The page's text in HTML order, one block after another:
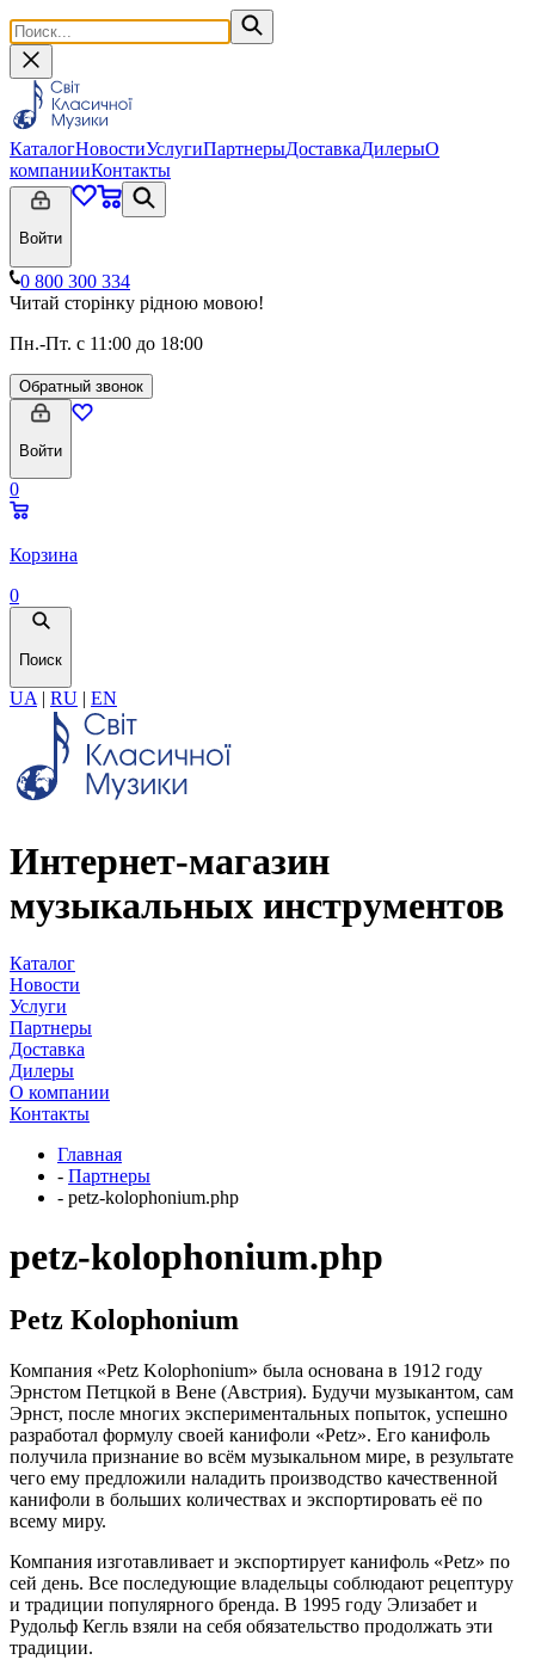
КаталогНовостиУслугиПартнерыДоставкаДилерыО
компанииКонтакты
Войти
0 800 300 334
Читай сторінку рідною мовою!
Пн.-Пт. с 11:00 до 18:00
Обратный звонок
Войти
0
Корзина
0
Поиск
UA | RU | EN
Интернет-магазин
музыкальных инструментов
Каталог
Новости
Услуги
Партнеры
Доставка
Дилеры
О компании
Контакты
Главная
- Партнеры
- petz-kolophonium.php
petz-kolophonium.php
Petz Kolophonium
Компания «Petz Kolophonium» была основана в 1912 году
Эрнстом Петцкой в Вене (Австрия). Будучи музыкантом, сам
Эрнст, после многих экспериментальных попыток, успешно
разработал формулу своей канифоли «Petz». Его канифоль
получила признание во всём музыкальном мире, в результате
чего ему предложили наладить производство качественной
канифоли в больших количествах и экспортировать её по
всему миру.
Компания изготавливает и экспортирует канифоль «Petz» по
сей день. Все последующие владельцы соблюдают рецептуру
и традиции популярного бренда. В 1995 году Элизабет и
Рудольф Кегль взяли на себя обязательство продолжать эти
традиции.